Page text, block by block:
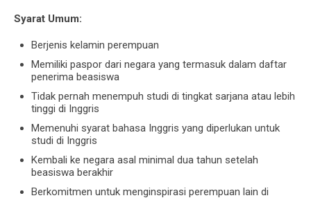
Syarat Umum:
Berjenis kelamin perempuan
Memiliki paspor dari negara yang termasuk dalam daftar
penerima beasiswa
Tidak pernah menempuh studi di tingkat sarjana atau lebih
tinggi di Inggris
Memenuhi syarat bahasa Inggris yang diperlukan untuk
studi di Inggris
Kembali ke negara asal minimal dua tahun setelah
beasiswa berakhir
Berkomitmen untuk menginspirasi perempuan lain di